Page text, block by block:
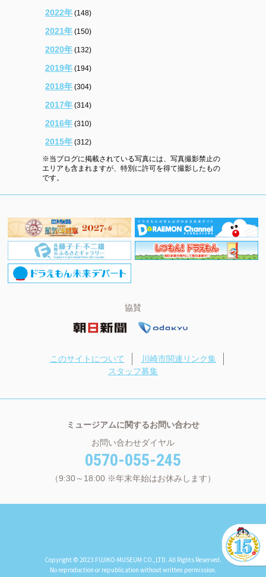
2022年 (148)
2021年 (150)
2020年 (132)
2019年 (194)
2018年 (304)
2017年 (314)
2016年 (310)
2015年 (312)
※当ブログに掲載されている写真には、写真撮影禁止の
エリアも含まれますが、特別に許可を得て撮影したもの
です。
協賛
このサイトについて
川崎市関連リンク集
スタッフ募集
ミュージアムに関するお問い合わせ
お問い合わせダイヤル
0570-055-245
（9:30～18:00 ※年末年始はお休みします）
Copyright © 2023 FUJIKO-MUSEUM CO.,LTD. All Rights Reserved.
No reproduction or republication without written permission.